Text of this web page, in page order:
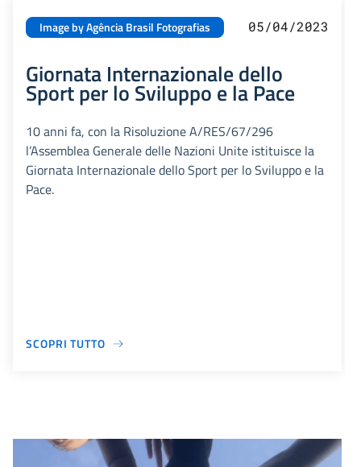
Image by Agência Brasil Fotografias 05/04/2023
Giornata Internazionale dello
Sport per lo Sviluppo e la Pace
10 anni fa, con la Risoluzione A/RES/67/296
l’Assemblea Generale delle Nazioni Unite istituisce la
Giornata Internazionale dello Sport per lo Sviluppo e la
Pace.
SCOPRI TUTTO